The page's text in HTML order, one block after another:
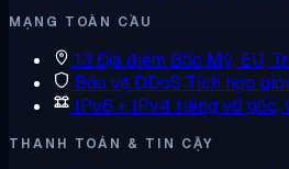
MẠNG TOÀN CẦU
13 Địa điểm Bắc Mỹ, EU,
Bảo vệ DDoS Tích hợp
IPv6 + IPv4 riêng v6 gốc,
THANH TOÁN & TIN CẬY